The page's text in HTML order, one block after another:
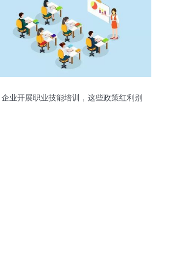
企业开展职业技能培训，这些政策红利别